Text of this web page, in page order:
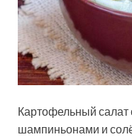
Картофельный
шампиньонами и